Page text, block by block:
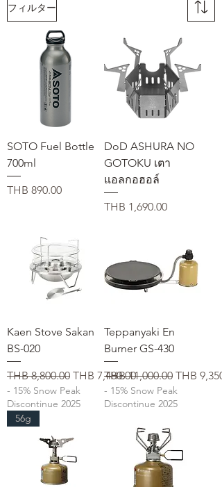
フィルター
SOTO Fuel Bottle
700ml
価格
THB 890.00
DoD ASHURA NO
GOTOKU เตา
แอลกอฮอล์
価格
THB 1,690.00
Kaen Stove Sakan
BS-020
通常価格
THB 8,800.00 セール価格
THB 7,480.00
- 15% Snow Peak
Discontinue 2025
Teppanyaki En
Burner GS-430
通常価格
THB 11,000.00 セール価
THB
- 15% Snow Peak
Discontinue 2025
56g